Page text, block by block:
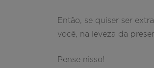
Então, se quiser ser
você, na leveza da
Pense nisso!